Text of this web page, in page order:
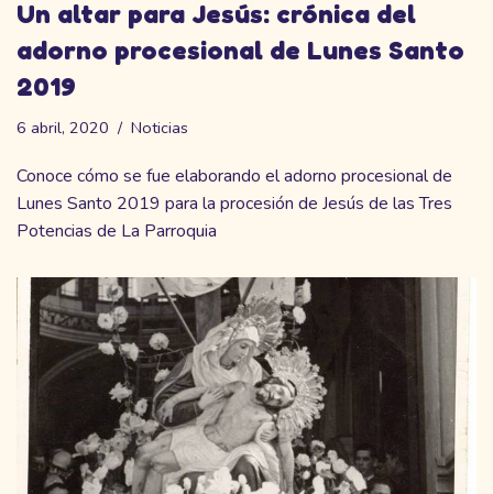
Un altar para Jesús: crónica del
adorno procesional de Lunes Santo
2019
6 abril, 2020 Noticias
Conoce cómo se fue elaborando el adorno procesional de
Lunes Santo 2019 para la procesión de Jesús de las Tres
Potencias de La Parroquia